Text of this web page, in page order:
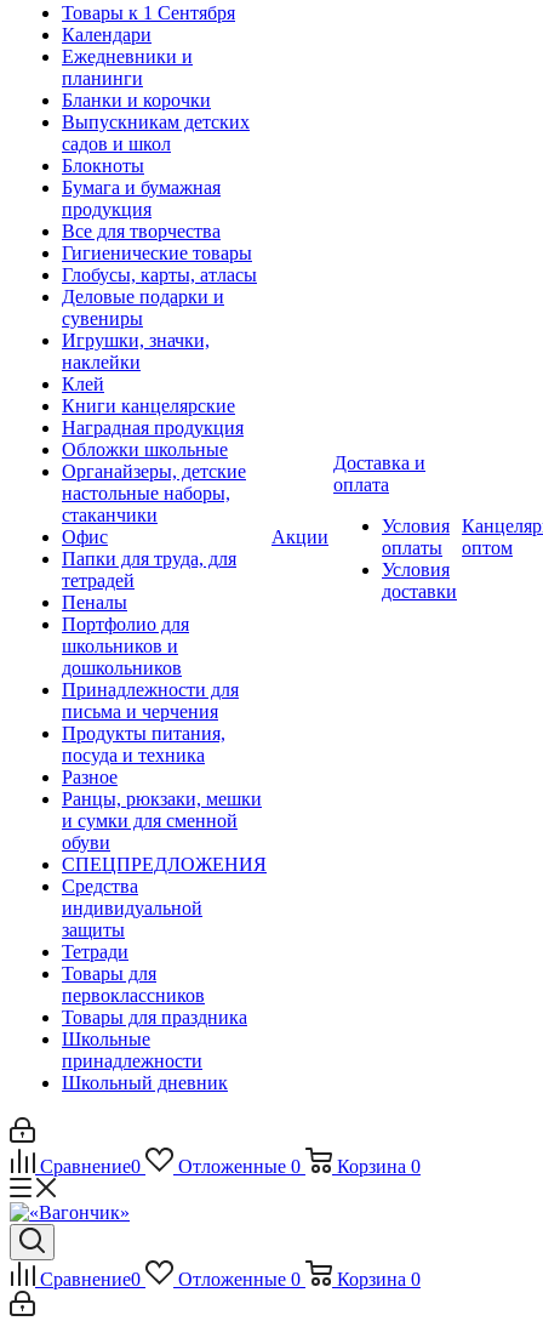
Товары к 1 Сентября
Календари
Ежедневники и
планинги
Бланки и корочки
Выпускникам детских
садов и школ
Блокноты
Бумага и бумажная
продукция
Все для творчества
Гигиенические товары
Глобусы, карты, атласы
Деловые подарки и
сувениры
Игрушки, значки,
наклейки
Клей
Книги канцелярские
Наградная продукция
Обложки школьные
Органайзеры, детские
настольные наборы,
стаканчики
Офис
Папки для труда, для
тетрадей
Пеналы
Портфолио для
школьников и
дошкольников
Принадлежности для
письма и черчения
Продукты питания,
посуда и техника
Разное
Ранцы, рюкзаки, мешки
и сумки для сменной
обуви
СПЕЦПРЕДЛОЖЕНИЯ
Средства
индивидуальной
защиты
Тетради
Товары для
первоклассников
Товары для праздника
Школьные
принадлежности
Школьный дневник
Акции
Доставка и
оплата
Условия
оплаты
Условия
доставки
оптом
Сравнение0 Отложенные 0 Корзина 0
Сравнение0 Отложенные 0 Корзина 0